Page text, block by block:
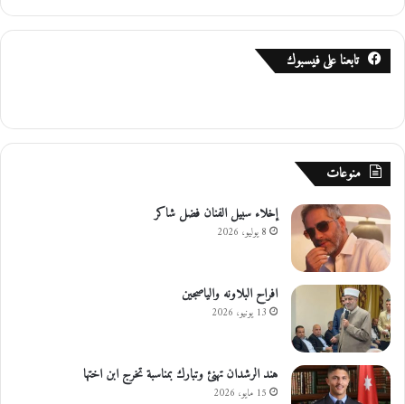
ه
تابعنا على فيسبوك
منوعات
إخلاء سبيل الفنان فضل شاكر
8 يوليو، 2026
افراح البلاونه والياصجين
13 يونيو، 2026
هند الرشدان تهنئ وتبارك بمناسبة تخرج ابن اختها
15 مايو، 2026